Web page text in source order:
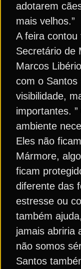
adotarem
mais velhos.”
A feira
Secretário de
Marcos
com o Santos
visibilidade,
importantes.
ambiente
Eles não
Mármore,
ficam
diferente das
estresse ou
também
jamais abriria
não somos
Santos